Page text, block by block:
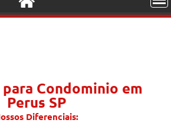
para Condominio em
Perus SP
Diferenciais: